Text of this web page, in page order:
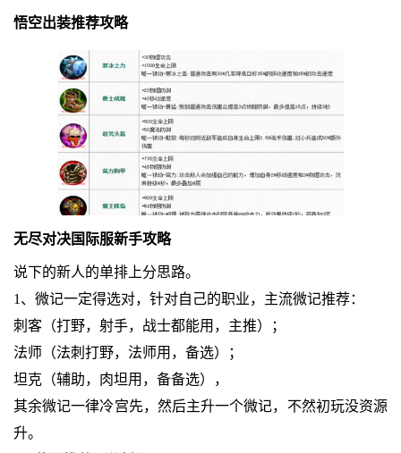
悟空出装推荐攻略
无尽对决国际服新手攻略
说下的新人的单排上分思路。
1、微记一定得选对，针对自己的职业，主流微记推荐：
刺客（打野，射手，战士都能用，主推）；
法师（法刺打野，法师用，备选）；
坦克（辅助，肉坦用，备备选），
其余微记一律冷宫先，然后主升一个微记，不然初玩没资源
升。